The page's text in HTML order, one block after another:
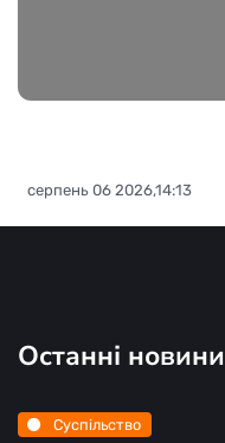
серпень 06 2026,14:13
Останні новини
Суспільство